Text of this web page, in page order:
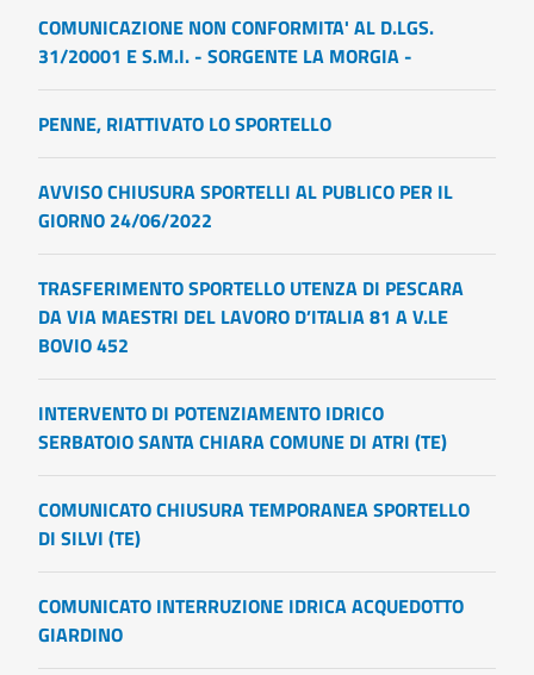
COMUNICAZIONE NON CONFORMITA' AL D.LGS.
31/20001 E S.M.I. - SORGENTE LA MORGIA -
PENNE, RIATTIVATO LO SPORTELLO
AVVISO CHIUSURA SPORTELLI AL PUBLICO PER IL
GIORNO 24/06/2022
TRASFERIMENTO SPORTELLO UTENZA DI PESCARA
DA VIA MAESTRI DEL LAVORO D’ITALIA 81 A V.LE
BOVIO 452
INTERVENTO DI POTENZIAMENTO IDRICO
SERBATOIO SANTA CHIARA COMUNE DI ATRI (TE)
COMUNICATO CHIUSURA TEMPORANEA SPORTELLO
DI SILVI (TE)
COMUNICATO INTERRUZIONE IDRICA ACQUEDOTTO
GIARDINO